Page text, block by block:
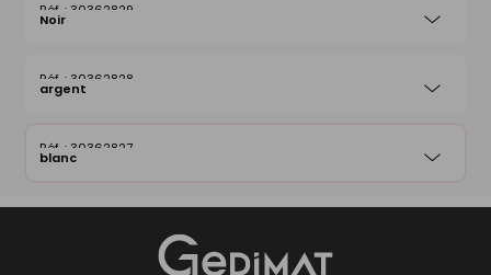
30362829
Noir
30362828
argent
30362827
blanc